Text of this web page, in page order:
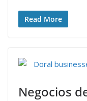
Read More
Negocios